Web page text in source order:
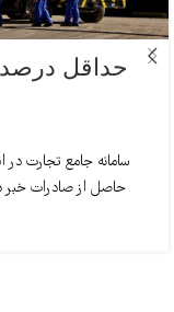
حداقل
سامانه جامع تجارت
حاصل از صادرات خبر